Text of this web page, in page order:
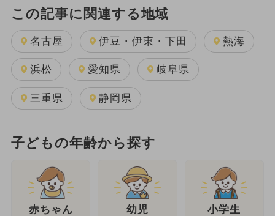
この記事に関連する地域
名古屋 伊豆・伊東・下田 熱海
浜松 愛知県 岐阜県
三重県 静岡県
子どもの年齢から探す
赤ちゃん 幼児 小学生